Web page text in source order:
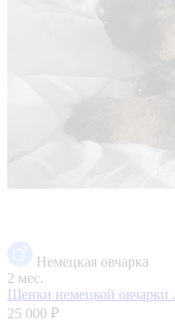
Немецкая овчарка
2 мес.
Щенки немецкой овчарки
25 000 ₽